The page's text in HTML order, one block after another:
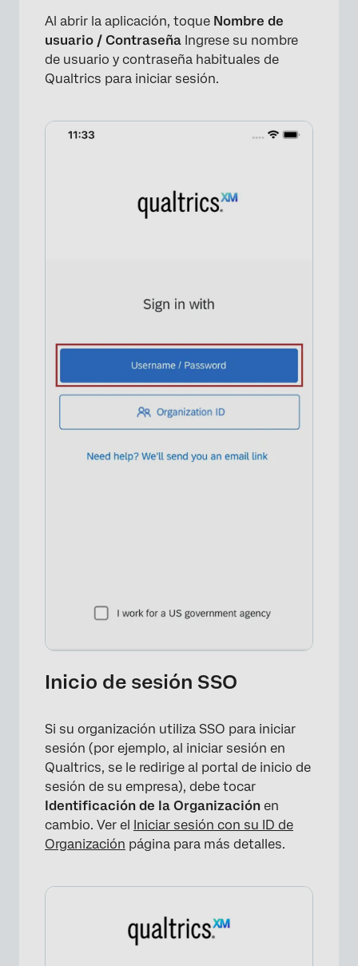
Al abrir la aplicación, toque Nombre de
usuario / Contraseña Ingrese su nombre
de usuario y contraseña habituales de
Qualtrics para iniciar sesión.
Inicio de sesión SSO
Si su organización utiliza SSO para iniciar
sesión (por ejemplo, al iniciar sesión en
Qualtrics, se le redirige al portal de inicio de
sesión de su empresa), debe tocar
Identificación de la Organización en
cambio. Ver el Iniciar sesión con su ID de
Organización página para más detalles.